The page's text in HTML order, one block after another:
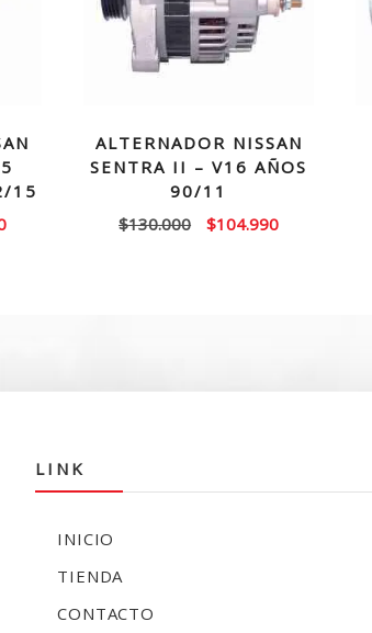
15
El
ALTERNADOR NISSAN
SENTRA II – V16 AÑOS
90/11
$130.000
El
$104.990El
LINK
INICIO
TIENDA
CONTACTO